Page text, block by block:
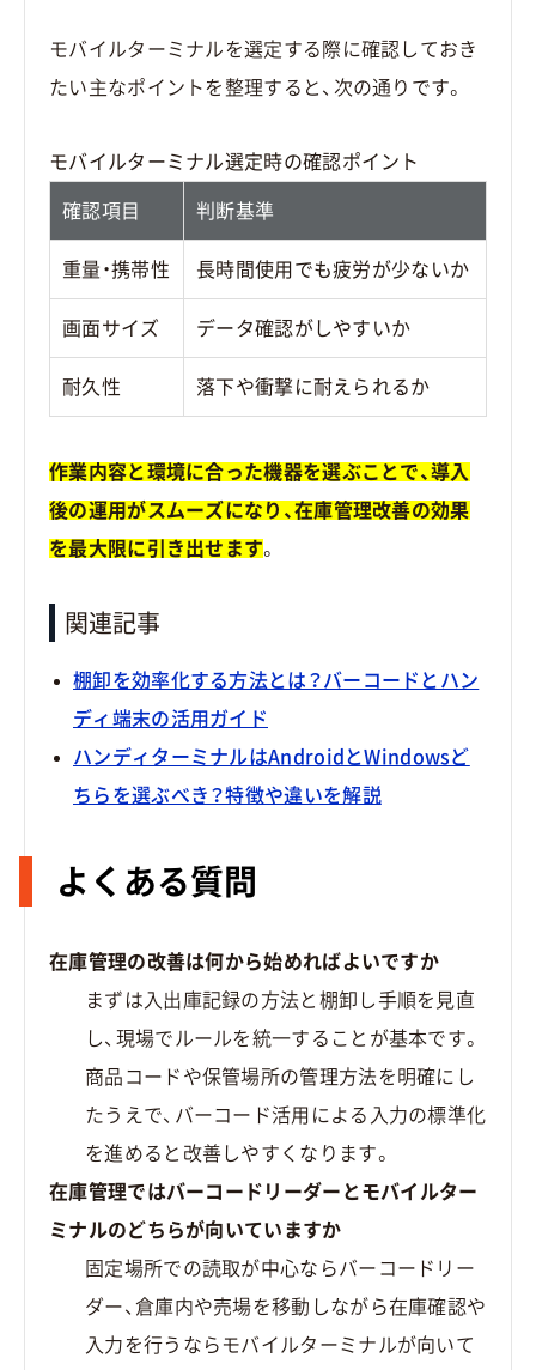
モバイルターミナルを選定する際に確認しておき
たい主なポイントを整理すると、次の通りです。
モバイルターミナル選定時の確認ポイント
確認項目 判断基準
重量・携帯性 長時間使用でも疲労が少ないか
画面サイズ データ確認がしやすいか
耐久性 落下や衝撃に耐えられるか
作業内容と環境に合った機器を選ぶことで、導入
後の運用がスムーズになり、在庫管理改善の効果
を最大限に引き出せます。
関連記事
棚卸を効率化する方法とは？バーコードとハン
ディ端末の活用ガイド
ハンディターミナルはAndroidとWindowsど
ちらを選ぶべき？特徴や違いを解説
よくある質問
在庫管理の改善は何から始めればよいですか
まずは入出庫記録の方法と棚卸し手順を見直
し、現場でルールを統一することが基本です。
商品コードや保管場所の管理方法を明確にし
たうえで、バーコード活用による入力の標準化
を進めると改善しやすくなります。
在庫管理ではバーコードリーダーとモバイルター
ミナルのどちらが向いていますか
固定場所での読取が中心ならバーコードリー
ダー、倉庫内や売場を移動しながら在庫確認や
入力を行うならモバイルターミナルが向いて